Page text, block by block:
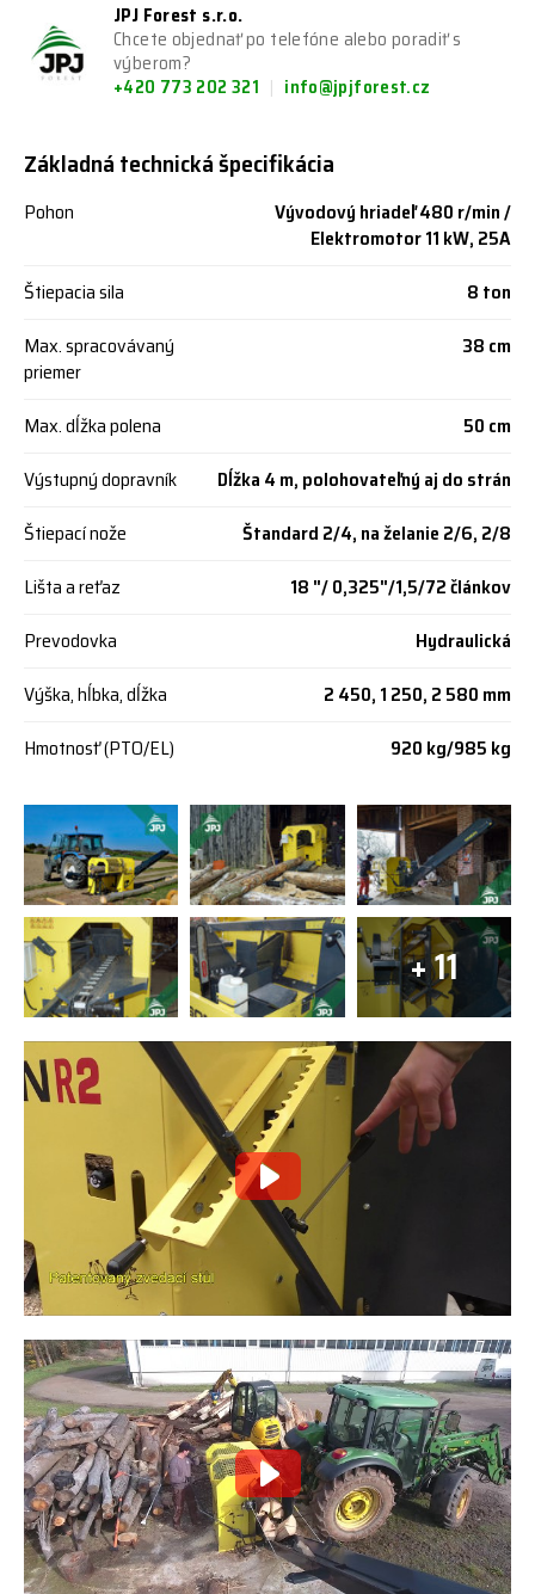
+ 11
JPJ Forest s.r.o.
Chcete objednať po telefóne alebo poradiť s
výberom?
+420 773 202 321
info@jpjforest.cz
Základná technická špecifikácia
Pohon
Vývodový hriadeľ 480 r/min /
Elektromotor 11 kW, 25A
Štiepacia sila
8 ton
Max. spracovávaný
priemer
38 cm
Max. dĺžka polena
50 cm
Výstupný dopravník
Dĺžka 4 m, polohovateľný aj do strán
Štiepací nože
Štandard 2/4, na želanie 2/6, 2/8
Lišta a reťaz
18 "/ 0,325"/1,5/72 článkov
Prevodovka
Hydraulická
Výška, hĺbka, dĺžka
2 450, 1 250, 2 580 mm
Hmotnosť (PTO/EL)
920 kg/985 kg